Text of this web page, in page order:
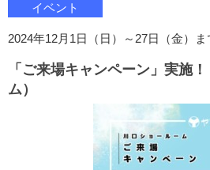
イベント
2024年12月1日（日）～27日（金）ま
「ご来場キャンペーン」実施
ム）